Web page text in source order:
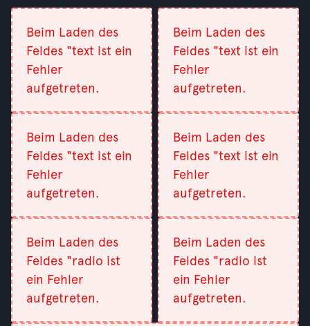
Beim Laden des
Feldes "text ist ein
Fehler
aufgetreten.
Beim Laden des
Feldes "text ist ein
Fehler
aufgetreten.
Beim Laden des
Feldes "text ist ein
Fehler
aufgetreten.
Beim Laden des
Feldes "text ist ein
Fehler
aufgetreten.
Beim Laden des
Feldes "radio ist
ein Fehler
aufgetreten.
Beim Laden des
Feldes "radio ist
ein Fehler
aufgetreten.